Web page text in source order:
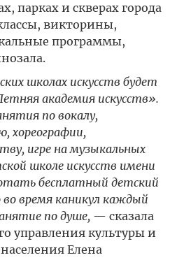
парках и скверах города
викторины,
программы,
школах искусств будет
академия искусств».
по вокалу,
хореографии,
игре на музыкальных
школе искусств имени
бесплатный детский
во время каникул каждый
по душе, — сказала
управления культуры и
Елена